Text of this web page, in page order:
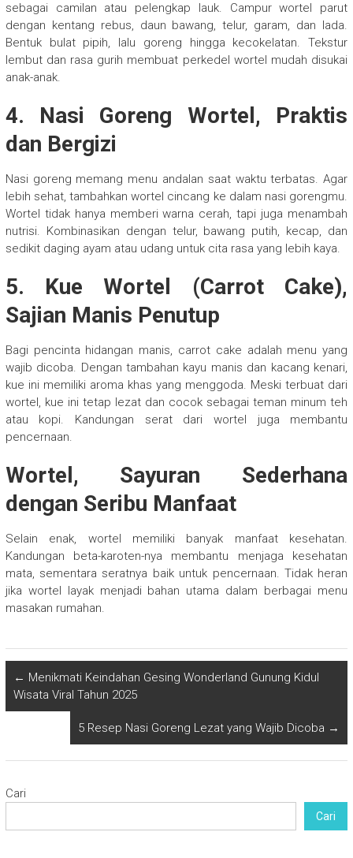
sebagai camilan atau pelengkap lauk. Campur wortel parut
dengan kentang rebus, daun bawang, telur, garam, dan lada.
Bentuk bulat pipih, lalu goreng hingga kecokelatan. Tekstur
lembut dan rasa gurih membuat perkedel wortel mudah disukai
anak-anak.
4. Nasi Goreng Wortel, Praktis
dan Bergizi
Nasi goreng memang menu andalan saat waktu terbatas. Agar
lebih sehat, tambahkan wortel cincang ke dalam nasi gorengmu.
Wortel tidak hanya memberi warna cerah, tapi juga menambah
nutrisi. Kombinasikan dengan telur, bawang putih, kecap, dan
sedikit daging ayam atau udang untuk cita rasa yang lebih kaya.
5. Kue Wortel (Carrot Cake),
Sajian Manis Penutup
Bagi pencinta hidangan manis, carrot cake adalah menu yang
wajib dicoba. Dengan tambahan kayu manis dan kacang kenari,
kue ini memiliki aroma khas yang menggoda. Meski terbuat dari
wortel, kue ini tetap lezat dan cocok sebagai teman minum teh
atau kopi. Kandungan serat dari wortel juga membantu
pencernaan.
Wortel, Sayuran Sederhana
dengan Seribu Manfaat
Selain enak, wortel memiliki banyak manfaat kesehatan.
Kandungan beta-karoten-nya membantu menjaga kesehatan
mata, sementara seratnya baik untuk pencernaan. Tidak heran
jika wortel layak menjadi bahan utama dalam berbagai menu
masakan rumahan.
← Menikmati Keindahan Gesing Wonderland Gunung Kidul
Wisata Viral Tahun 2025
5 Resep Nasi Goreng Lezat yang Wajib Dicoba →
Cari
Cari